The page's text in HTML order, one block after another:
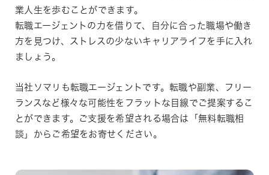
業人生を歩むことができます。
転職エージェントの力を借りて、自分に合った職場や働き
方を見つけ、ストレスの少ないキャリアライフを手に入れ
ましょう。
当社ソマリも転職エージェントです。転職や副業、フリー
ランスなど様々な可能性をフラットな目線でご提案するこ
とができます。ご支援を希望される場合は「無料転職相
談」からご希望をお寄せください。